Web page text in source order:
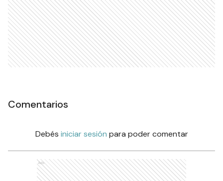
Comentarios
Debés iniciar sesión para poder comentar
Ads